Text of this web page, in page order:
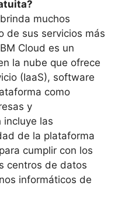
muchos
de sus servicios más
Cloud es un
la nube que ofrece
(IaaS), software
como
y
incluye las
de la plataforma
cumplir con los
centros de datos
informáticos de